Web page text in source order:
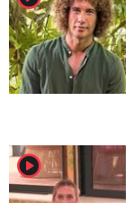
player2